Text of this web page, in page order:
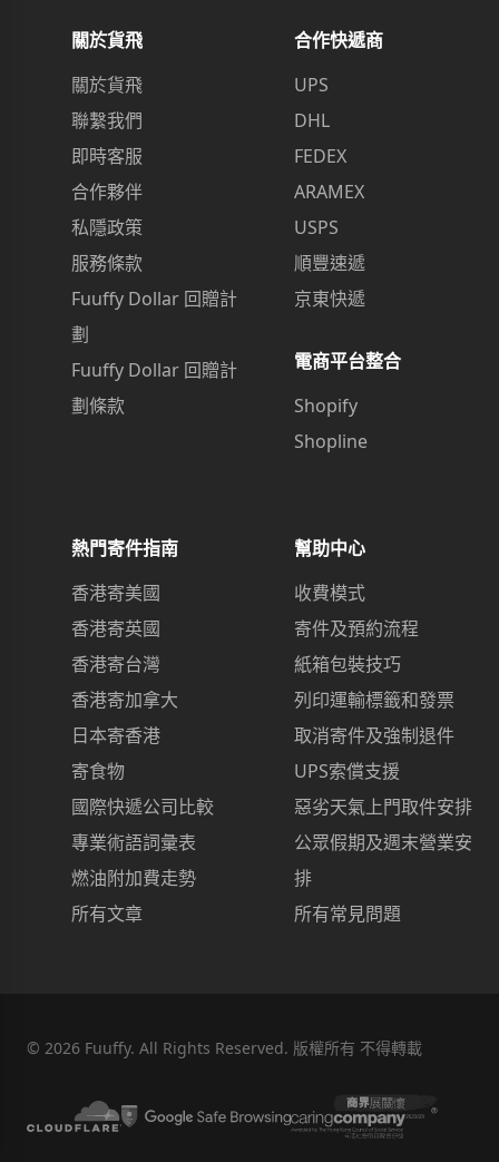
關於貨飛
關於貨飛
聯繫我們
即時客服
合作夥伴
私隱政策
服務條款
Fuuffy Dollar 回贈計
劃
Fuuffy Dollar 回贈計
劃條款
合作快遞商
UPS
DHL
FEDEX
ARAMEX
USPS
順豐速遞
京東快遞
電商平台整合
Shopify
Shopline
熱門寄件指南
香港寄美國
香港寄英國
香港寄台灣
香港寄加拿大
日本寄香港
寄食物
國際快遞公司比較
專業術語詞彙表
燃油附加費走勢
所有文章
幫助中心
收費模式
寄件及預約流程
紙箱包裝技巧
列印運輸標籤和發票
取消寄件及強制退件
UPS索償支援
惡劣天氣上門取件安排
公眾假期及週末營業安
排
所有常見問題
© 2026 Fuuffy. All Rights Reserved. 版權所有 不得轉載